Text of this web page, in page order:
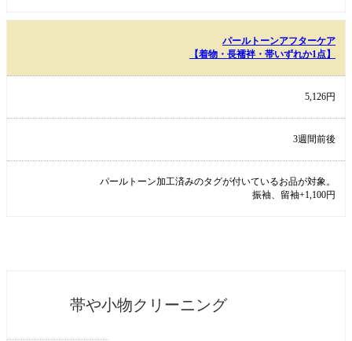
パールトーンアフターケア
【着物・長襦袢・帯いずれか1点】
5,126円
3週間前後
パールトーン加工済みのタグが付いているお品が対象。
振袖、留袖+1,100円
帯や小物クリーニング